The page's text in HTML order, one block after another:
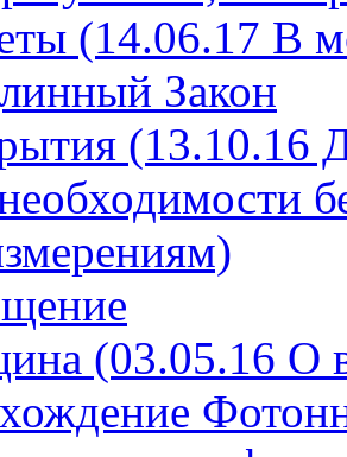
(14.06.17 В
Закон
(13.10.16
(03.05.16 О